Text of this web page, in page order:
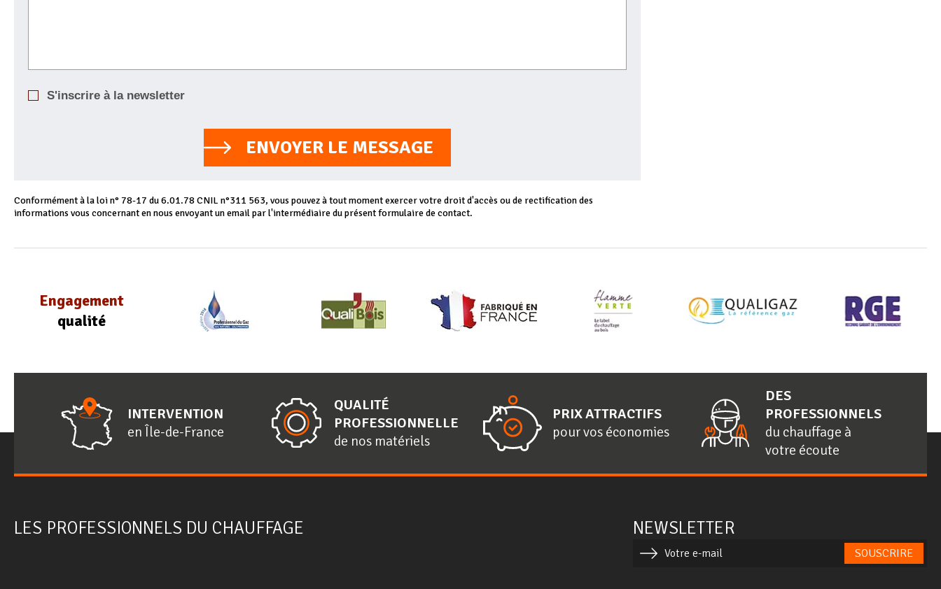
S'inscrire à la newsletter
ENVOYER LE MESSAGE
Conformément à la loi n° 78-17 du 6.01.78 CNIL n°311 563, vous pouvez à tout moment exercer votre droit d'accès ou de rectification des
informations vous concernant en nous envoyant un email par l'intermédiaire du présent formulaire de contact.
Engagement
qualité
INTERVENTION
en Île-de-France
QUALITÉ
PROFESSIONNELLE
de nos matériels
PRIX ATTRACTIFS
pour vos économies
DES
PROFESSIONNELS
du chauffage à
votre écoute
NEWSLETTER
SOUSCRIRE
LES PROFESSIONNELS DU CHAUFFAGE